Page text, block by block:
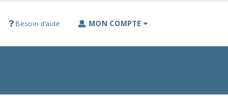
Besoin d'aide MON COMPTE